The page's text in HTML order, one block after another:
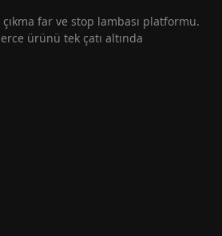
far ve stop lambası platformu.
ürünü tek çatı altında